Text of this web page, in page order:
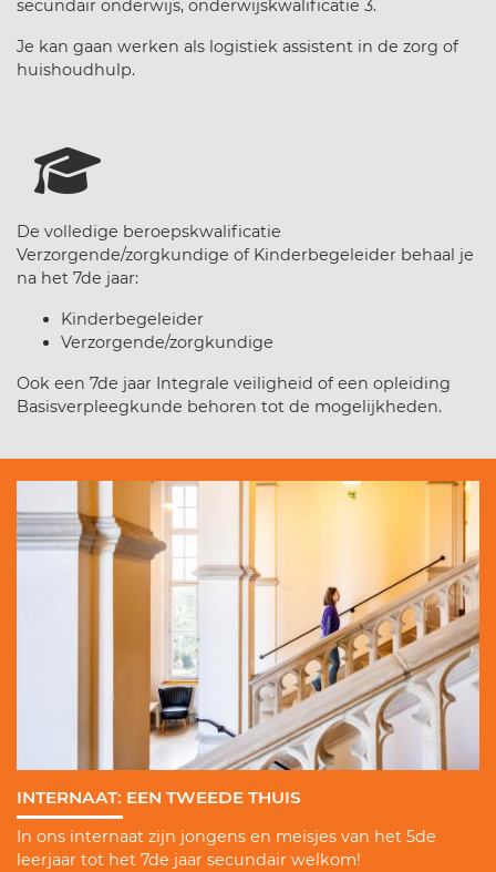
secundair onderwijs, onderwijskwalificatie 3.
Je kan gaan werken als logistiek assistent in de zorg of
huishoudhulp.
De volledige beroepskwalificatie
Verzorgende/zorgkundige of Kinderbegeleider behaal je
na het 7de jaar:
Kinderbegeleider
Verzorgende/zorgkundige
Ook een 7de jaar Integrale veiligheid of een opleiding
Basisverpleegkunde behoren tot de mogelijkheden.
INTERNAAT: EEN TWEEDE THUIS
In ons internaat zijn jongens en meisjes van het 5de
leerjaar tot het 7de jaar secundair welkom!